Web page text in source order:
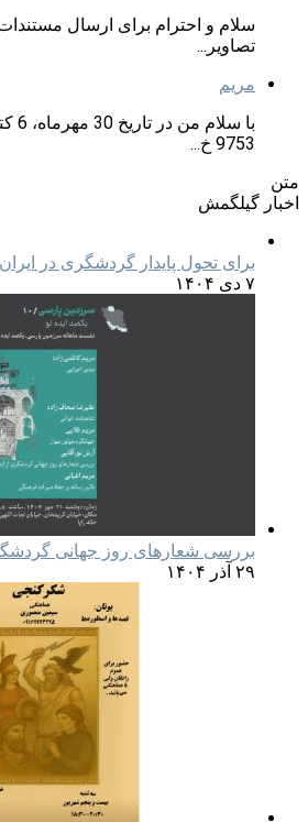
سلام و احترام برای ارسال
تصاویر...
مریم
با
9753 خ...
متن
اخبار گیلگمش
برای تحول پایدار گردشگری در
۷ دی ۱۴۰۴
بررسی شعارهای روز جهانی
۲۹ آذر ۱۴۰۴